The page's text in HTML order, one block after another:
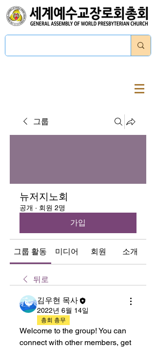
그룹
뉴저지노회
공개 · 회원 2명
가입
그룹 활동 미디어 회원 소개
뒤로
김우현 목사
2022년 6월 14일
총회 총무
Welcome to the group! You can
connect with other members, get